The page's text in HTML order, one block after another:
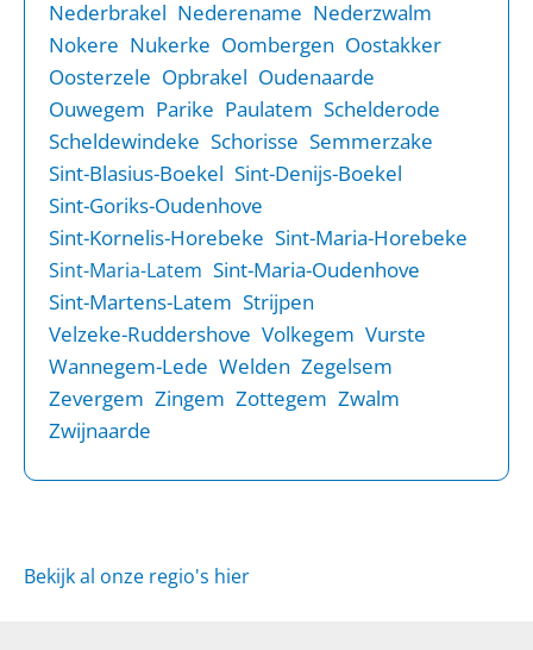
Nederbrakel Nederename Nederzwalm
Nokere Nukerke Oombergen Oostakker
Oosterzele Opbrakel Oudenaarde
Ouwegem Parike Paulatem Schelderode
Scheldewindeke Schorisse Semmerzake
Sint-Blasius-Boekel Sint-Denijs-Boekel
Sint-Goriks-Oudenhove
Sint-Kornelis-Horebeke Sint-Maria-Horebeke
Sint-Maria-Latem Sint-Maria-Oudenhove
Sint-Martens-Latem Strijpen
Velzeke-Ruddershove Volkegem Vurste
Wannegem-Lede Welden Zegelsem
Zevergem Zingem Zottegem Zwalm
Zwijnaarde
Bekijk al onze regio's hier